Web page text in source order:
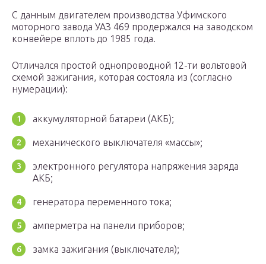
С данным двигателем производства Уфимского
моторного завода УАЗ 469 продержался на заводском
конвейере вплоть до 1985 года.
Отличался простой однопроводной 12-ти вольтовой
схемой зажигания, которая состояла из (согласно
нумерации):
аккумуляторной батареи (АКБ);
механического выключателя «массы»;
электронного регулятора напряжения заряда
АКБ;
генератора переменного тока;
амперметра на панели приборов;
замка зажигания (выключателя);